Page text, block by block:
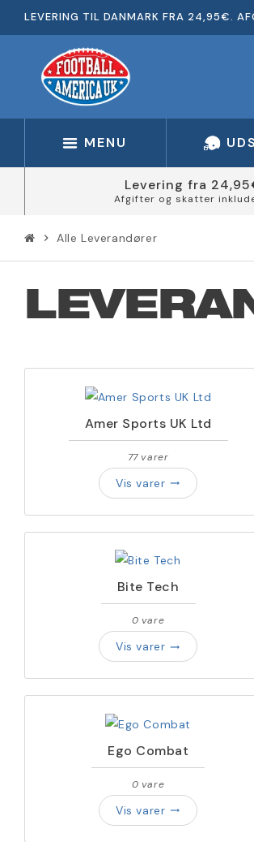
LEVERING TIL DANMARK FRA 24,95€.
MENU
Levering fra
Afgifter og skatter
chevron_right Alle Leverandører
Amer Sports UK Ltd
77 varer
Vis varer trending_flat
Bite Tech
0 vare
Vis varer trending_flat
Ego Combat
0 vare
Vis varer trending_flat